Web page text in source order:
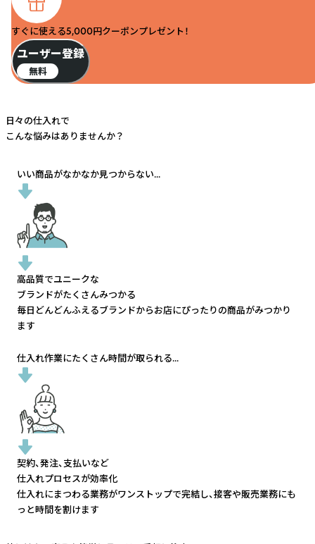
すぐに使える5,000円クーポンプレゼント！
ユーザー登録
無料
日々の仕入れで
こんな悩みはありませんか？
いい商品がなかなか見つからない...
高品質でユニークな
ブランドがたくさんみつかる
毎日どんどんふえるブランドからお店にぴったりの商品がみつかり
ます
仕入れ作業にたくさん時間が取られる...
契約、発注、支払いなど
仕入れプロセスが効率化
仕入れにまつわる業務がワンストップで完結し、接客や販売業務にも
っと時間を割けます